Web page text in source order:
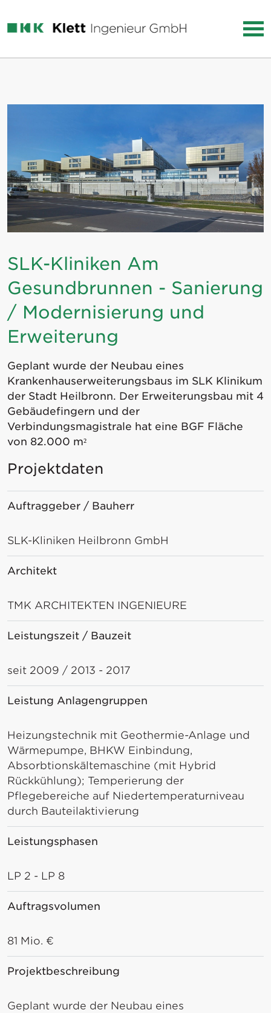
SLK-Kliniken Am
Gesundbrunnen - Sanierung
/ Modernisierung und
Erweiterung
Geplant wurde der Neubau eines
Krankenhauserweiterungsbaus im SLK Klinikum
der Stadt Heilbronn. Der Erweiterungsbau mit 4
Gebäudefingern und der
Verbindungsmagistrale hat eine BGF Fläche
von 82.000 m²
Projektdaten
Auftraggeber / Bauherr
SLK-Kliniken Heilbronn GmbH
Architekt
TMK ARCHITEKTEN INGENIEURE
Leistungszeit / Bauzeit
seit 2009 / 2013 - 2017
Leistung Anlagengruppen
Heizungstechnik mit Geothermie-Anlage und
Wärmepumpe, BHKW Einbindung,
Absorbtionskältemaschine (mit Hybrid
Rückkühlung); Temperierung der
Pflegebereiche auf Niedertemperaturniveau
durch Bauteilaktivierung
Leistungsphasen
LP 2 - LP 8
Auftragsvolumen
81 Mio. €
Projektbeschreibung
Geplant wurde der Neubau eines